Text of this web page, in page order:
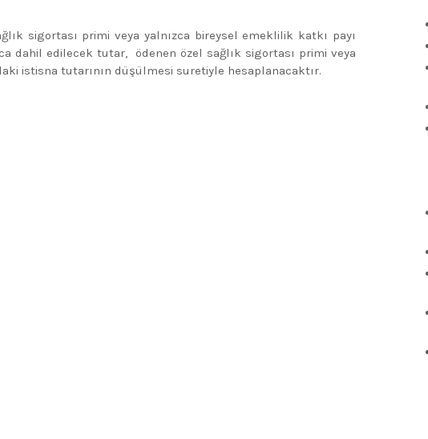
sigortası primi veya yalnızca bireysel emeklilik katkı payı
dahil edilecek tutar, ödenen özel sağlık sigortası primi veya
istisna tutarının düşülmesi suretiyle hesaplanacaktır.